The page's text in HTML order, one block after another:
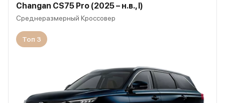
Changan CS75 Pro (2025 – н.в., I)
Среднеразмерный Кроссовер
Топ 3